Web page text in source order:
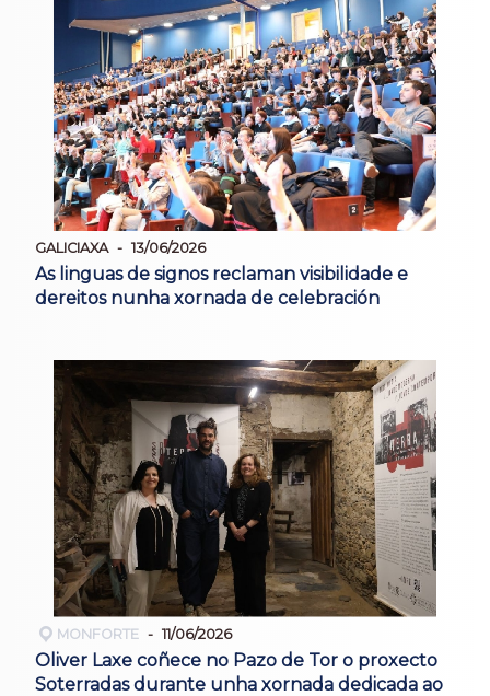
GALICIAXA 13/06/2026
As linguas de signos reclaman visibilidade e
dereitos nunha xornada de celebración
MONFORTE 11/06/2026
Oliver Laxe coñece no Pazo de Tor o proxecto
Soterradas durante unha xornada dedicada ao